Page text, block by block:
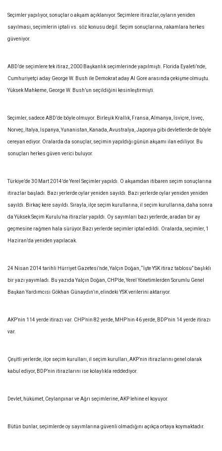
Seçimler yapılıyor, sonuçlar o akşam açıklanıyor. Seçimlere itirazlar, oyların yeniden
sayılması, seçimlerin iptali vs. söz konusu değil. Seçim sonuçlarına, rakamlara herkes
güveniyor.
ABD’de seçimlere tek itiraz, 2000 Başkanlık seçimlerinde yapılmıştı. Florida Eyaleti’nde,
Cumhuriyetçi aday George W. Bush ile Demokrat aday Al Gore arasında çekişme olmuştu.
Yüksek Mahkeme, George W. Bush’un seçildiğini kesinleştirmişti.
Seçimler, sadece ABD’de böyle olmuyor. Birleşik Krallık, Fransa, Almanya, İsviçre, İsveç,
Norveç, İtalya, İspanya, Yunanistan, Kanada, Avustralya, Japonya gibi devletlerde de böyle
cereyan ediyor. Oralarda da sonuçlar, seçimin yapıldığı günün akşamı ilan ediliyor. Bu
sonuçları herkes güven verici buluyor.
Türkiye’de 30 Mart 2014’de Yerel Seçimler yapıldı. O akşamdan itibaren seçim sonuçlarına
itirazlar başladı. Bazı yerlerde oylar yeniden sayıldı. Bazı yerlerde oylar yeniden yeniden
sayıldı. Birkaç kere sayıldı. Sırayla, ilçe seçim kurullarına, il seçim kurullarına, daha sonra
da Yüksek Seçim Kurulu’na itirazlar yapıldı. Oy sayımları bazı yerlerde, aradan bir ay
geçmesine rağmen hala sürüyor.Bazı yerlerde seçimler iptal edildi. Oralarda, seçimler, 1
Haziran’da yeniden yapılacak.
24 Nisan 2014 tarihli Hürriyet Gazetesi’nde, Yalçın Doğan, “İşte YSK itiraz tablosu” başlıklı
bir yazı yayımladı. Bu yazıda Yalçın Doğan, CHP’de, Yerel Yönetimlerden Sorumlu Genel
Başkan Yardımcısı Gökhan Günaydın’ın, elindeki YSK verilerini aktarıyor.
AKP’nin 114 yerde itirazı var. CHP’nin 82 yerde, MHP’nin 46 yerde, BDP’nin 14 yerde itirazı
var.
Çeşitli yerlerde, ilçe seçim kurulları, il seçim kurulları, AKP’nin itirazlarını genel olarak
kabul ediyor, BDP’nin itirazlarını ise kolaylıkla reddediyor.
Devlet, hükümet, Ceylanpınar ve Ağrı seçimlerine, AKP lehine el koyuyor.
Bütün bunlar, seçimlerde oy sayımlarına güvenli olmadığını açıkça ortaya koymaktadır.